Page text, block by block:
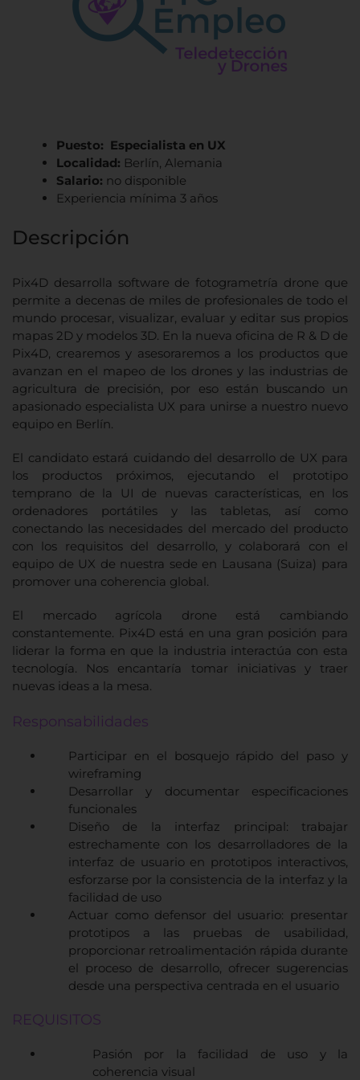
Puesto: Especialista en UX
Localidad: Berlín, Alemania
Salario: no disponible
Experiencia mínima 3 años
Descripción
Pix4D desarrolla software de fotogrametría drone que
permite a decenas de miles de profesionales de todo el
mundo procesar, visualizar, evaluar y editar sus propios
mapas 2D y modelos 3D. En la nueva oficina de R & D de
Pix4D, crearemos y asesoraremos a los productos que
avanzan en el mapeo de los drones y las industrias de
agricultura de precisión, por eso están buscando un
apasionado especialista UX para unirse a nuestro nuevo
equipo en Berlín.
El candidato estará cuidando del desarrollo de UX para
los productos próximos, ejecutando el prototipo
temprano de la UI de nuevas características, en los
ordenadores portátiles y las tabletas, así como
conectando las necesidades del mercado del producto
con los requisitos del desarrollo, y colaborará con el
equipo de UX de nuestra sede en Lausana (Suiza) para
promover una coherencia global.
El mercado agrícola drone está cambiando
constantemente. Pix4D está en una gran posición para
liderar la forma en que la industria interactúa con esta
tecnología. Nos encantaría tomar iniciativas y traer
nuevas ideas a la mesa.
Responsabilidades
Participar en el bosquejo rápido del paso y
wireframing
Desarrollar y documentar especificaciones
funcionales
Diseño de la interfaz principal: trabajar
estrechamente con los desarrolladores de la
interfaz de usuario en prototipos interactivos,
esforzarse por la consistencia de la interfaz y la
facilidad de uso
Actuar como defensor del usuario: presentar
prototipos a las pruebas de usabilidad,
proporcionar retroalimentación rápida durante
el proceso de desarrollo, ofrecer sugerencias
desde una perspectiva centrada en el usuario
REQUISITOS
Pasión por la facilidad de uso y la
coherencia visual